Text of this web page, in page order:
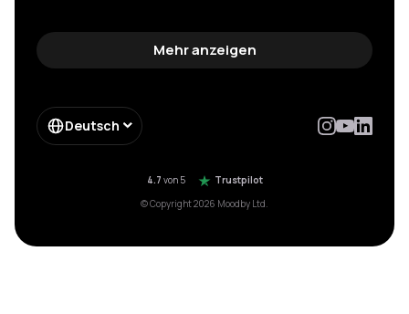
Gemafreie wartemusik
Hintergrundmusik für werbung
Enterprise
Form Enterprise
Moebelkette gema einsparung
Mehr anzeigen
Deutsch
4.7 von 5
Trustpilot
© Copyright 2026 Moodby Ltd.